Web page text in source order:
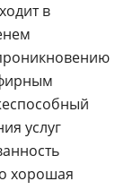
в
услуг
хорошая